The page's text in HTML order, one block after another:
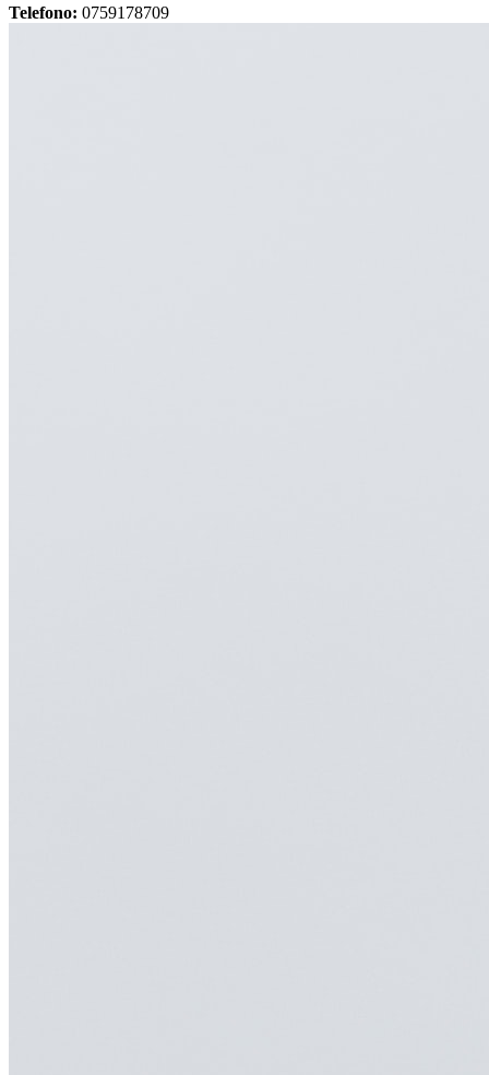
Telefono: 0759178709